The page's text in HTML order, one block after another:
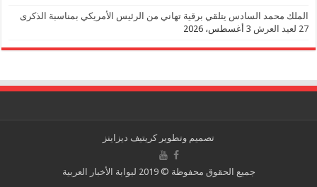
الملك محمد السادس يتلقي برقية تهاني من الرئيس الأمريكي بمناسبة الذكرى
27 لعيد العرش
3 أغسطس، 2026
تصميم وتطويركريتيف ديزاينز
جميع الحقوق محفوظة © 2019 لبوابة الأخبار العربية